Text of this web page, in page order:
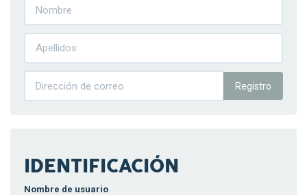
Registro
IDENTIFICACIÓN
Nombre de usuario